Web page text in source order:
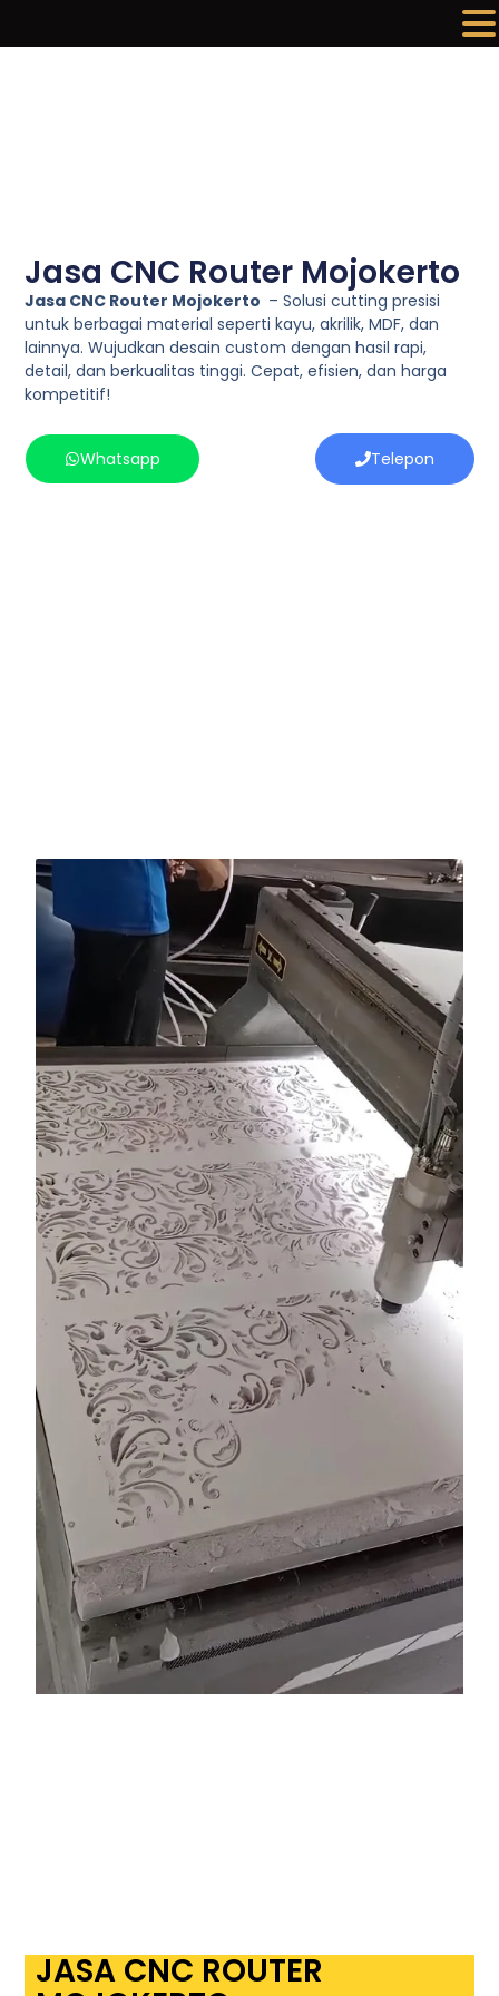
Jasa CNC Router Mojokerto
Jasa CNC Router Mojokerto – Solusi cutting presisi
untuk berbagai material seperti kayu, akrilik, MDF, dan
lainnya. Wujudkan desain custom dengan hasil rapi,
detail, dan berkualitas tinggi. Cepat, efisien, dan harga
kompetitif!
Whatsapp Telepon
JASA CNC ROUTER